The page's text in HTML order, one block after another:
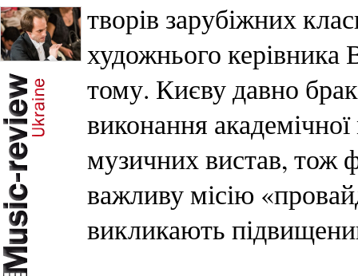
творів зарубіжних
художнього керівника
тому. Києву давно
виконання
музичних вистав, тож
важливу місію
викликають